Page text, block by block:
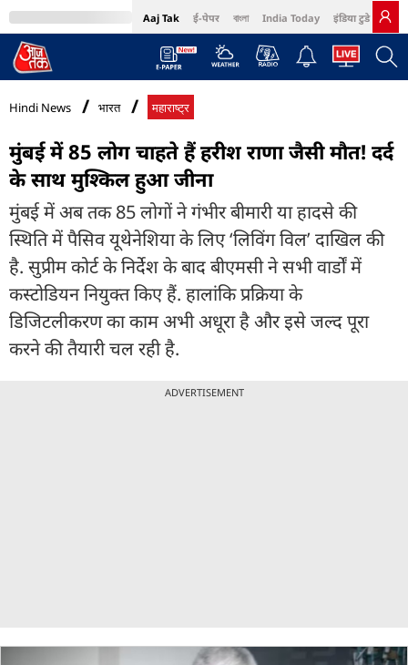
Aaj Tak ई-पेपर বাংলা India Today इंडिया टुडे हिंदी
MumbaiTak Cosmopolitan Harper's Bazaar Northeast
Hindi News भारत महाराष्ट्र
मुंबई में 85 लोग चाहते हैं हरीश राणा जैसी मौत! दर्द
के साथ मुश्किल हुआ जीना
मुंबई में अब तक 85 लोगों ने गंभीर बीमारी या हादसे की
स्थिति में पैसिव यूथेनेशिया के लिए ‘लिविंग विल’ दाखिल की
है. सुप्रीम कोर्ट के निर्देश के बाद बीएमसी ने सभी वार्डों में
कस्टोडियन नियुक्त किए हैं. हालांकि प्रक्रिया के
डिजिटलीकरण का काम अभी अधूरा है और इसे जल्द पूरा
करने की तैयारी चल रही है.
ADVERTISEMENT